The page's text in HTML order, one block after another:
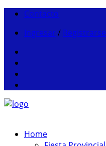
Contacto
Ingresar / Registrarse
Home